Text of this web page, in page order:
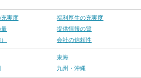
実度
福利厚生の充実度
提供情報の質
会社の信頼性
東海
九州・沖縄